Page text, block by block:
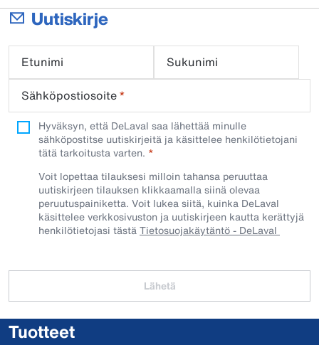
Uutiskirje
Etunimi
Sukunimi
Sähköpostiosoite*
Hyväksyn, että DeLaval saa lähettää minulle
sähköpostitse uutiskirjeitä ja käsittelee henkilötietojani
tätä tarkoitusta varten.
Voit lopettaa tilauksesi milloin tahansa peruuttaa
uutiskirjeen tilauksen klikkaamalla siinä olevaa
peruutuspainiketta. Voit lukea siitä, kuinka DeLaval
käsittelee verkkosivuston ja uutiskirjeen kautta kerättyjä
henkilötietojasi tästäTietosuojakäytäntö - DeLaval
Lähetä
Tuotteet